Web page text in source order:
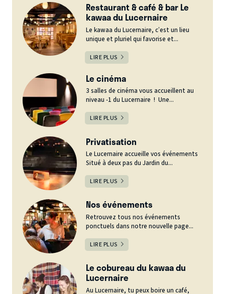
Restaurant & café & bar Le
kawaa du Lucernaire
Le kawaa du Lucernaire, c’est un lieu
unique et pluriel qui favorise et...
LIRE PLUS
Le cinéma
3 salles de cinéma vous accueillent au
niveau -1 du Lucernaire ! Une...
LIRE PLUS
Privatisation
Le Lucernaire accueille vos événements
Situé à deux pas du Jardin du...
LIRE PLUS
Nos événements
Retrouvez tous nos événements
ponctuels dans notre nouvelle page...
LIRE PLUS
Le cobureau du kawaa du
Lucernaire
Au Lucernaire, tu peux boire un café,